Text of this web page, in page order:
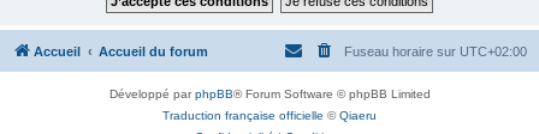
Accueil Accueil du forum Fuseau horaire sur UTC+02:00
Développé parphpBB® Forum Software © phpBB Limited
Traduction française officielle ©Qiaeru